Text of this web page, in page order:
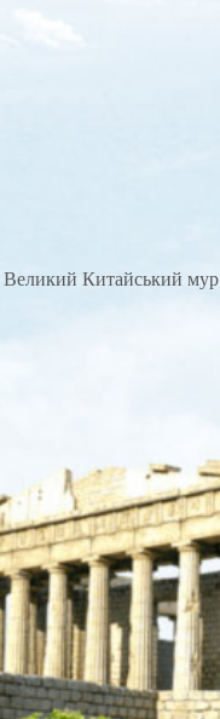
Великий Китайський мур